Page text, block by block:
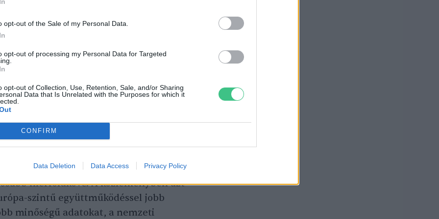
opt-out of the Sale of my Personal Data.
opt-out of processing my Personal Data for Targeted
opt-out of Collection, Use, Retention, Sale, and/or Sharing
Data that Is Unrelated with the Purposes for which it
CONFIRM
Data Deletion Data Access Privacy Policy
vezetésével jön létre a
hálózat Magyarországon
EUMETNET Composite Observing
az európai meteorológiai
mérföldköve. A közleményben azt
szintű együttműködéssel jobb
minőségű adatokat, a nemzeti